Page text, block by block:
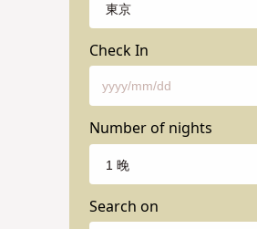
Check In
Number of nights
Search on